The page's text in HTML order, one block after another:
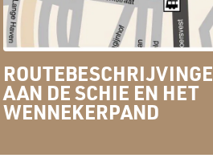
AAN DE SCHIE EN HET
WENNEKERPAND